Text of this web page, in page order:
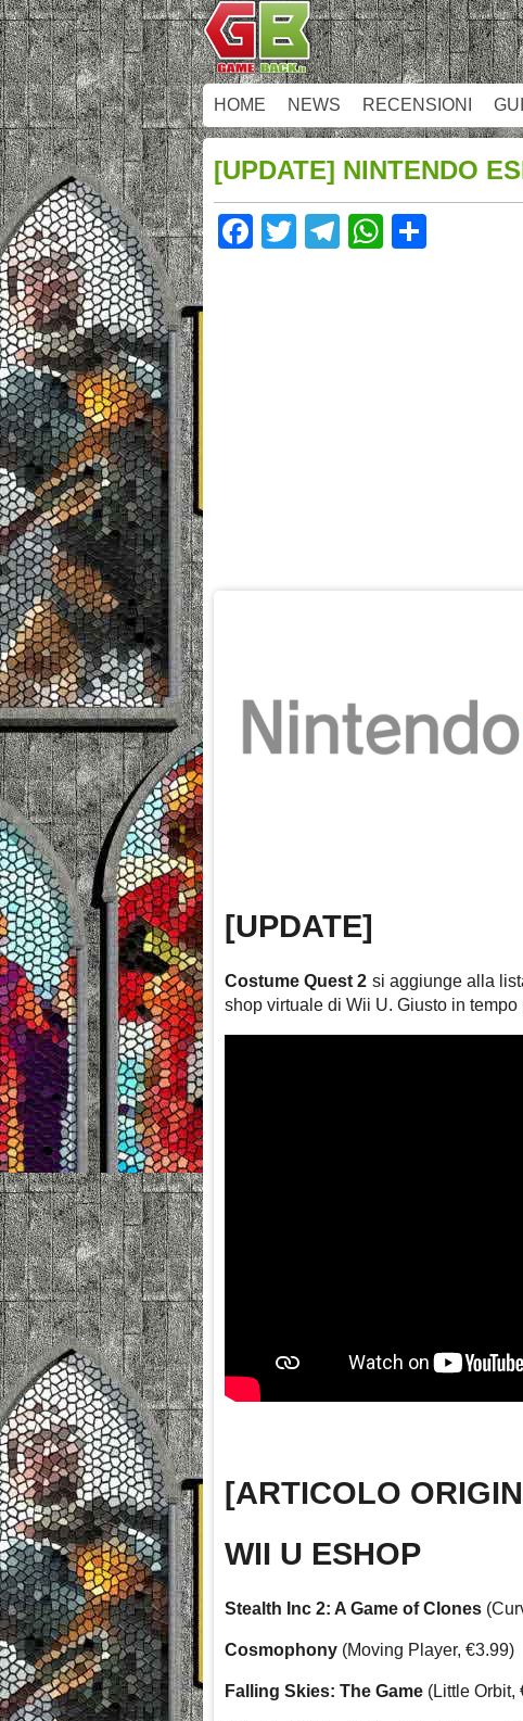
HOME NEWS RECENSIONI
[UPDATE] NINTENDO
Facebook
TwitterTelegram
WhatsApp
[UPDATE]
Costume Quest 2 si aggiunge alla
shop virtuale di Wii U. Giusto in
[ARTICOLO
WII U ESHOP
Stealth Inc 2: A Game of Clones
Cosmophony (Moving Player, €3.99)
Falling Skies: The Game (Little Orbit,